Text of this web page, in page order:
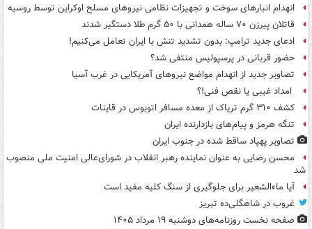
انهدام انبارهای سوخت و تجهیزات نظامی نیروهای مسلح اوکراین توسط روسیه
قاتلان پیرزن ۷۰ ساله همدانی با ۵۰ گرم طلا دستگیر شدند
ادعای جدید ترامپ: بدون تشدید تنش با ایران تعامل می‌کنیم!
حضور قربانی در پرسپولیس منتفی شد؟
تصاویر جدید از انهدام مواضع نیروهای آمریکایی در غرب آسیا
امداد غیبی یا نقص فنی!؟
کشف ۳۱۰ گرم تریاک از معده مسافر اتوبوس در قاینات
تنگه هرمز و پیام‌های بازدارنده ایران
تصاویر پهپاد ساقط شده در جنوب ایران
محسن رضایی به عنوان نماینده رهبر انقلاب در شورای‌عالی امنیت ملی منصوب
شد
آیا ماءالشعیر برای جلوگیری از سنگ کلیه مفید است
غروب در شاهگلی‌ده تبریز
صفحه نخست روزنامه‌های دوشنبه ۱۹ مرداد ۱۴۰۵